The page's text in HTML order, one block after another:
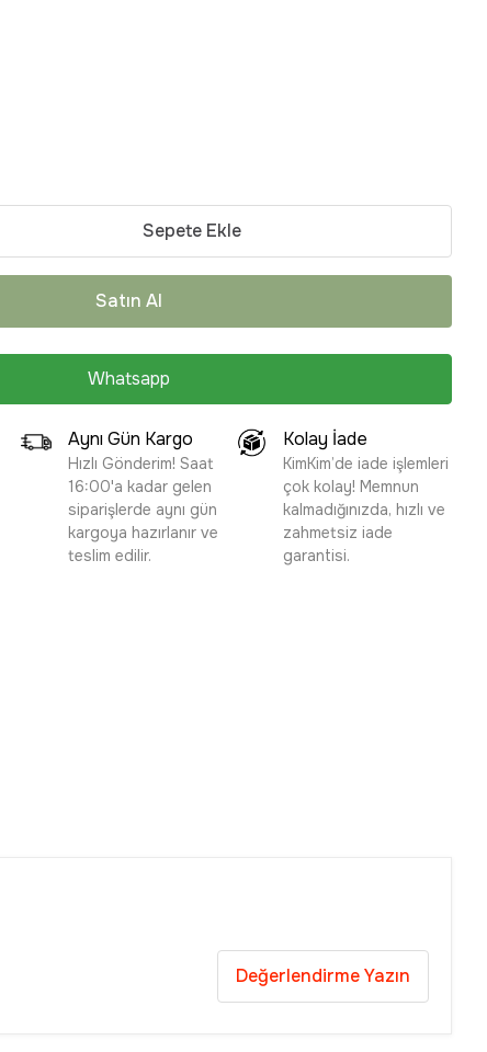
Sepete Ekle
Satın Al
Whatsapp
Aynı Gün Kargo
Hızlı Gönderim! Saat
16:00'a kadar gelen
siparişlerde aynı gün
kargoya hazırlanır ve
teslim edilir.
Kolay İade
KimKim’de iade işlemleri
çok kolay! Memnun
kalmadığınızda, hızlı ve
zahmetsiz iade
garantisi.
Değerlendirme Yazın